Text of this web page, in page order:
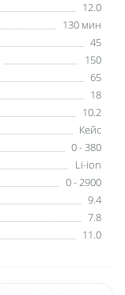
12.0
130 мин
45
150
65
18
10.2
Кейс
0 - 380
Li-ion
0 - 2900
9.4
7.8
11.0